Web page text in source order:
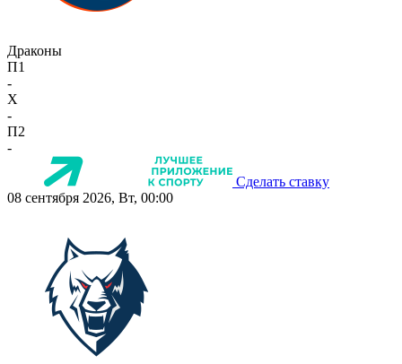
Драконы
П1
-
X
-
П2
-
Сделать ставку
08 сентября 2026, Вт, 00:00